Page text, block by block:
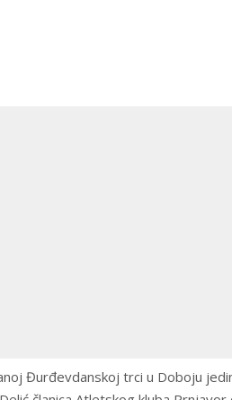
Đurđevdanskoj trci u Doboju